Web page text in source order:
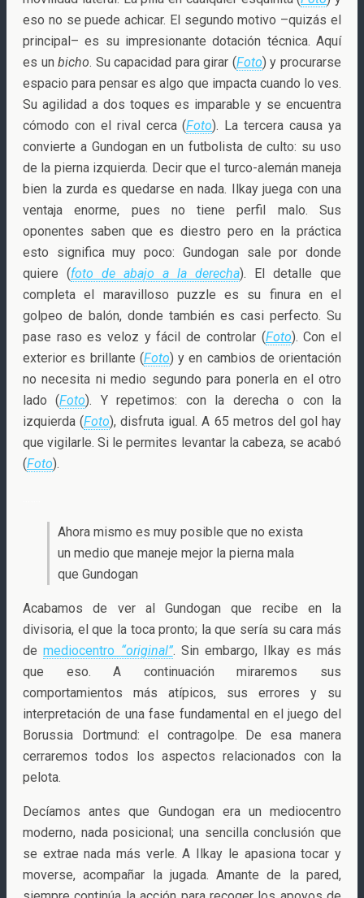
eso no se puede achicar. El segundo motivo –quizás el
principal– es su impresionante dotación técnica. Aquí
es unbicho. Su capacidad para girar (Foto) y procurarse
espacio para pensar es algo que impacta cuando lo ves.
Su agilidad a dos toques es imparable y se encuentra
cómodo con el rival cerca (Foto). La tercera causa ya
convierte a Gundogan en un futbolista de culto: su uso
de la pierna izquierda. Decir que el turco-alemán maneja
bien la zurda es quedarse en nada. Ilkay juega con una
ventaja enorme, pues no tiene perfil malo. Sus
oponentes saben que es diestro pero en la práctica
esto significa muy poco: Gundogan sale por donde
quiere (foto de abajo a la derecha). El detalle que
completa el maravilloso puzzle es su finura en el
golpeo de balón, donde también es casi perfecto. Su
pase raso es veloz y fácil de controlar (Foto). Con el
exterior es brillante (Foto) y en cambios de orientación
no necesita ni medio segundo para ponerla en el otro
lado (Foto). Y repetimos: con la derecha o con la
izquierda (Foto), disfruta igual. A 65 metros del gol hay
que vigilarle. Si le permites levantar la cabeza, se acabó
(Foto).
Ahora mismo es muy posible que no exista
un medio que maneje mejor la pierna mala
que Gundogan
Acabamos de ver al Gundogan que recibe en la
divisoria, el que la toca pronto; la que sería su cara más
demediocentro “original”. Sin embargo, Ilkay es más
que eso. A continuación miraremos sus
comportamientos más atípicos, sus errores y su
interpretación de una fase fundamental en el juego del
Borussia Dortmund: el contragolpe. De esa manera
cerraremos todos los aspectos relacionados con la
pelota.
Decíamos antes que Gundogan era un mediocentro
moderno, nada posicional; una sencilla conclusión que
se extrae nada más verle. A Ilkay le apasiona tocar y
moverse, acompañar la jugada. Amante de la pared,